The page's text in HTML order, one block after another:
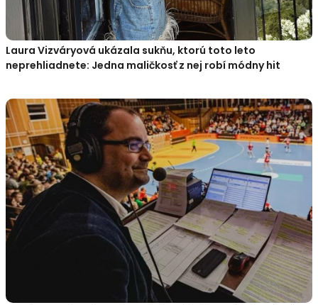
Laura Vizváryová ukázala sukňu, ktorú toto leto
neprehliadnete: Jedna maličkosť z nej robí módny hit